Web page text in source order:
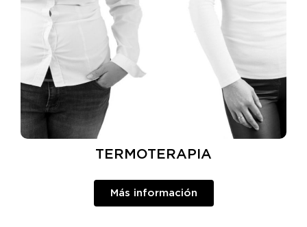
TERMOTERAPIA
Más información